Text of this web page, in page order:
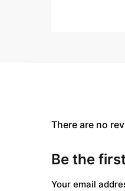
There are no
Be the
Your email